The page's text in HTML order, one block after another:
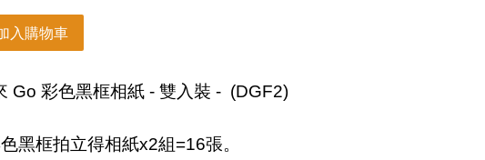
入購物車
Go 彩色黑框相紙 - 雙入裝 - (DGF2)
黑框拍立得相紙x2組=16張。